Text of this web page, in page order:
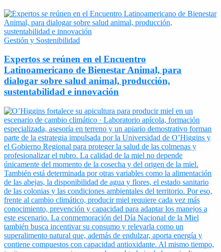
Gestión y Sostenibilidad
Expertos se reúnen en el Encuentro
Latinoamericano de Bienestar Animal, para
dialogar sobre salud animal, producción,
sustentabilidad e innovación